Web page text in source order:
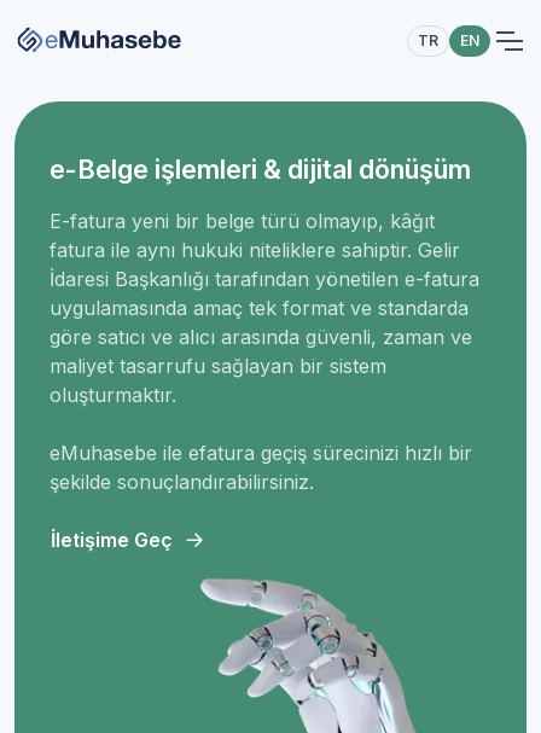
TR EN
e-Belge işlemleri & dijital dönüşüm
E-fatura yeni bir belge türü olmayıp, kâğıt
fatura ile aynı hukuki niteliklere sahiptir. Gelir
İdaresi Başkanlığı tarafından yönetilen e-fatura
uygulamasında amaç tek format ve standarda
göre satıcı ve alıcı arasında güvenli, zaman ve
maliyet tasarrufu sağlayan bir sistem
oluşturmaktır.
eMuhasebe ile efatura geçiş sürecinizi hızlı bir
şekilde sonuçlandırabilirsiniz.
İletişime Geç